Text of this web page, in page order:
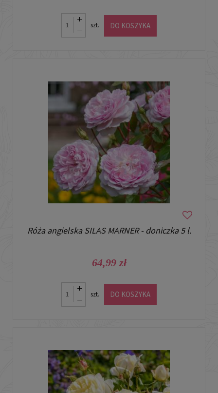
szt. DO KOSZYKA
Róża angielska SILAS MARNER - doniczka 5 l.
64,99 zł
szt. DO KOSZYKA